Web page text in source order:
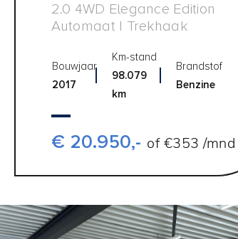
2.0 4WD Elegance Edition
Automaat | Trekhaak
Bouwjaar
2017
Km-stand
98.079
km
Brandstof
Benzine
€ 20.950,- of €353 /mnd